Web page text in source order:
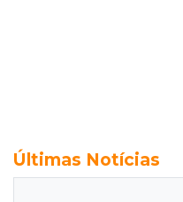
Últimas Notícias